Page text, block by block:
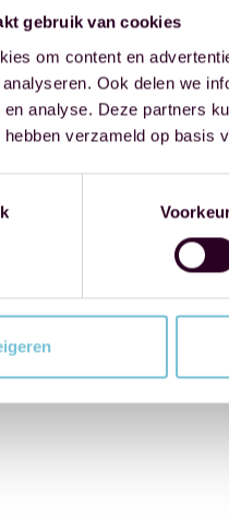
gebruik van cookies
om content en
Ook delen we
analyse. Deze partners
verzameld op basis